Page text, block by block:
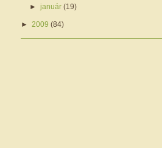
►január(19)
► 2009 (84)